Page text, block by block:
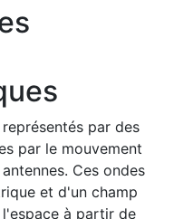
par des
par le mouvement
Ces ondes
et d'un champ
à partir de